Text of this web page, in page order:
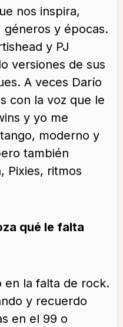
nos inspira,
géneros y épocas.
y PJ
versiones de sus
A veces Darío
con la voz que le
y yo me
moderno y
también
Pixies, ritmos
qué le falta
en la falta de rock.
y recuerdo
en el 99 o